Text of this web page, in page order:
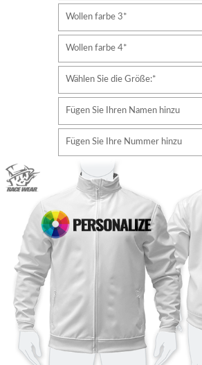
Wollen farbe 3*
Wollen farbe 4*
Wählen Sie die Größe:*
Fügen Sie Ihren Namen hinzu
Schriftfarbe
Konturfarbe
Keine kontur
HINZUFÜGEN
Fügen Sie Ihre Nummer hinzu
Schriftfarbe
Keine kontur
HINZUFÜGEN